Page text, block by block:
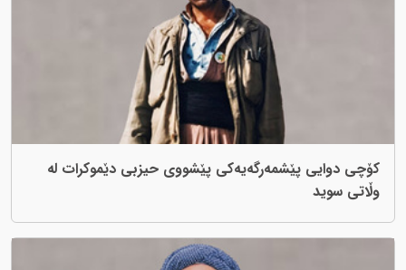
کۆچی دوایی پێشمەرگەیەکی پێشووی حیزبی دێموکرات لە
وڵاتی سوید